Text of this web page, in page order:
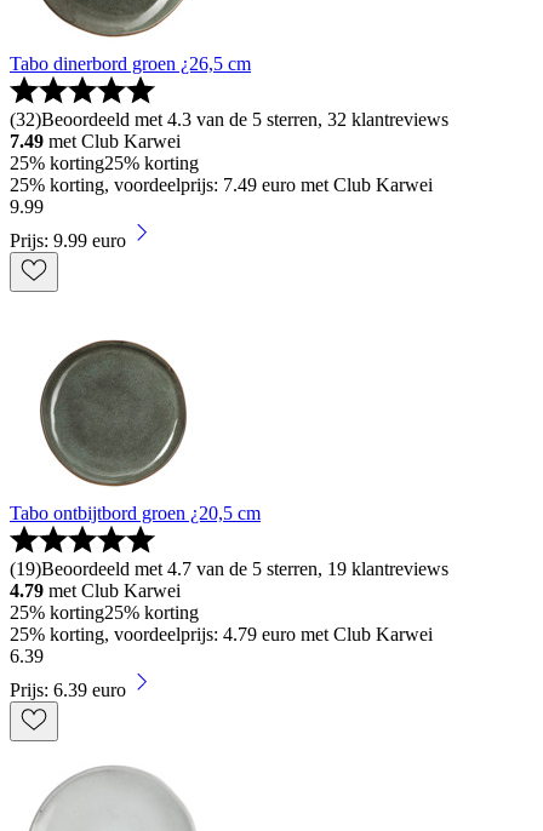
Tabo dinerbord groen ¿26,5 cm
(32)Beoordeeld met 4.3 van de 5 sterren, 32 klantreviews
7.49 met Club Karwei
25% korting25% korting
25% korting, voordeelprijs: 7.49 euro met Club Karwei
9.99
Prijs: 9.99 euro
Tabo ontbijtbord groen ¿20,5 cm
(19)Beoordeeld met 4.7 van de 5 sterren, 19 klantreviews
4.79 met Club Karwei
25% korting25% korting
25% korting, voordeelprijs: 4.79 euro met Club Karwei
6.39
Prijs: 6.39 euro